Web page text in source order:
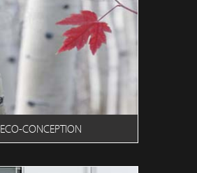
ECO-CONCEPTION